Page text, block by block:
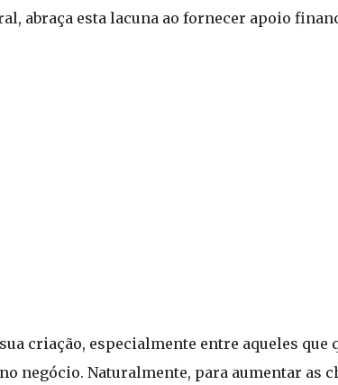
abraça esta lacuna ao fornecer apoio
criação, especialmente entre aqueles
Naturalmente, para aumentar as